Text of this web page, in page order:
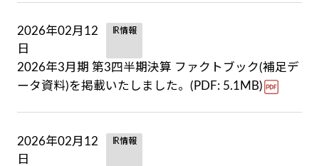
2026年02月12
日
IR情報
2026年3月期 第3四半期決算 ファクトブック(補足デ
ータ資料)を掲載いたしました。(PDF: 5.1MB)
2026年02月12
日
IR情報